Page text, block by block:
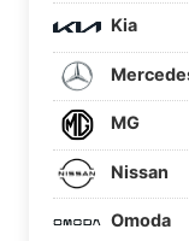
Kia
MG
Nissan
Omoda